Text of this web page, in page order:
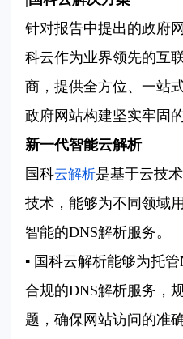
针对报告中提出的政府
科云作为业界领先的互
商，提供全方位、一站
政府网站构建坚实牢固
新一代智能云解析
国科云解析是基于云技
技术，能够为不同领域
智能的DNS解析服务。
▪ 国科云解析能够为托
合规的DNS解析服务，
题，确保网站访问的准